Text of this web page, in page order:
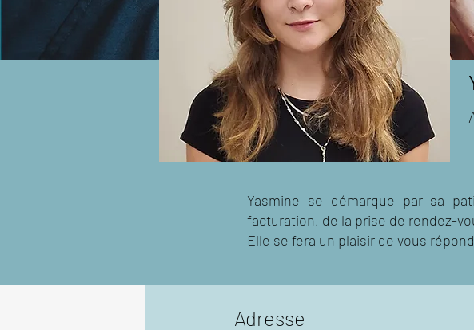
Yasmine se démarque par sa
facturation, de la prise de rendez-
Elle se fera un plaisir de vous
Adresse